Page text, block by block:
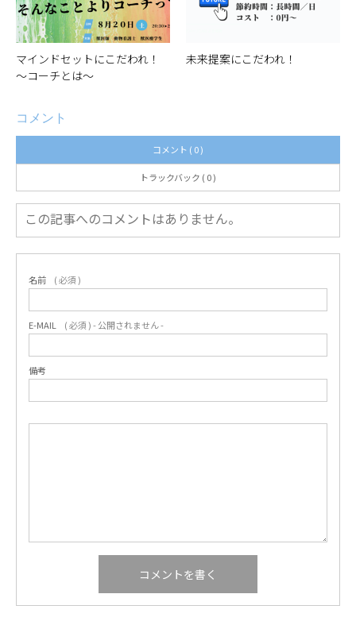
マインドセットにこだわれ！
～コーチとは～
未来提案にこだわれ！
コメント
コメント ( 0 )
トラックバック ( 0 )
この記事へのコメントはありません。
名前 ( 必須 )
E-MAIL ( 必須 ) - 公開されません -
備考